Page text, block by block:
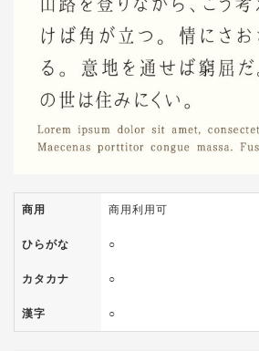
商用 商用利用可
ひらがな ○
カタカナ ○
漢字 ○